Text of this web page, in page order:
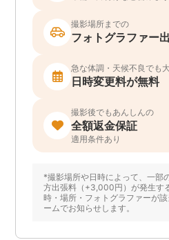
撮影場所までの
フォトグラファー
急な体調・天候不良でも
日時変更料が無料
撮影後でもあんしんの
全額返金保証
適用条件あり
*撮影場所や日時によって、一部
方出張料（+3,000円）が発生す
時・場所・フォトグラファーが
ームでお知らせします。